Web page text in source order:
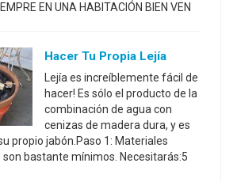
EN UNA HABITACIÓN BIEN VEN
Hacer Tu Propia Lejía
Lejía es increíblemente fácil de
hacer! Es sólo el producto de la
combinación de agua con
cenizas de madera dura, y es
propio jabón.Paso 1: Materiales
bastante mínimos. Necesitarás:5